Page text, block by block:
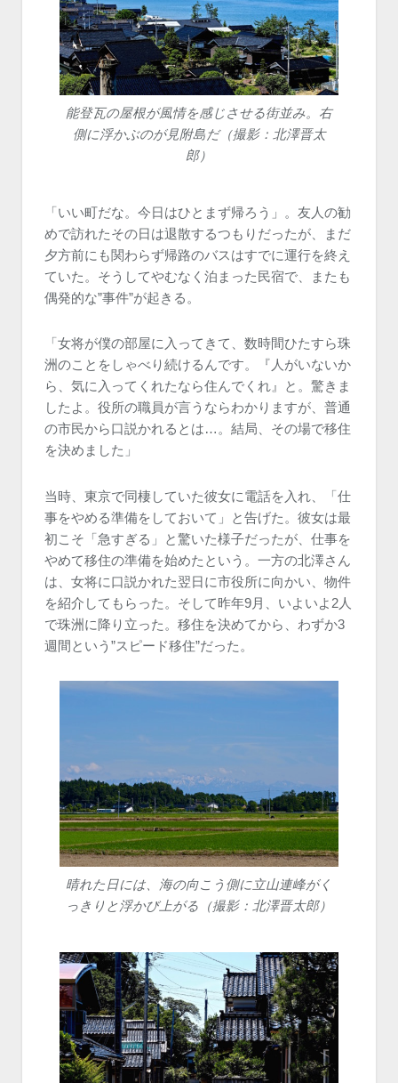
能登瓦の屋根が風情を感じさせる街並み。右
側に浮かぶのが見附島だ（撮影：北澤晋太
郎）
「いい町だな。今日はひとまず帰ろう」。友人の勧
めで訪れたその日は退散するつもりだったが、まだ
夕方前にも関わらず帰路のバスはすでに運行を終え
ていた。そうしてやむなく泊まった民宿で、またも
偶発的な”事件”が起きる。
「女将が僕の部屋に入ってきて、数時間ひたすら珠
洲のことをしゃべり続けるんです。『人がいないか
ら、気に入ってくれたなら住んでくれ』と。驚きま
したよ。役所の職員が言うならわかりますが、普通
の市民から口説かれるとは…。結局、その場で移住
を決めました」
当時、東京で同棲していた彼女に電話を入れ、「仕
事をやめる準備をしておいて」と告げた。彼女は最
初こそ「急すぎる」と驚いた様子だったが、仕事を
やめて移住の準備を始めたという。一方の北澤さん
は、女将に口説かれた翌日に市役所に向かい、物件
を紹介してもらった。そして昨年9月、いよいよ2人
で珠洲に降り立った。移住を決めてから、わずか3
週間という”スピード移住”だった。
晴れた日には、海の向こう側に立山連峰がく
っきりと浮かび上がる（撮影：北澤晋太郎）